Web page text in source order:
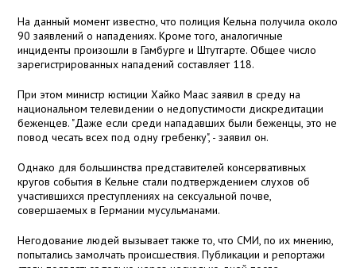
На данный момент известно, что полиция Кельна получила около
90 заявлений о нападениях. Кроме того, аналогичные
инциденты произошли в Гамбурге и Штутгарте. Общее число
зарегистрированных нападений составляет 118.
При этом министр юстиции Хайко Маас заявил в среду на
национальном телевидении о недопустимости дискредитации
беженцев. "Даже если среди нападавших были беженцы, это не
повод чесать всех под одну гребенку", - заявил он.
Однако для большинства представителей консервативных
кругов события в Кельне стали подтверждением слухов об
участившихся преступлениях на сексуальной почве,
совершаемых в Германии мусульманами.
Негодование людей вызывает также то, что СМИ, по их мнению,
попытались замолчать происшествия. Публикации и репортажи